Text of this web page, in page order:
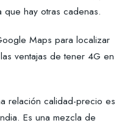
hay otras cadenas.
Maps para localizar
ventajas de tener 4G en
relación calidad-precio es
Es una mezcla de